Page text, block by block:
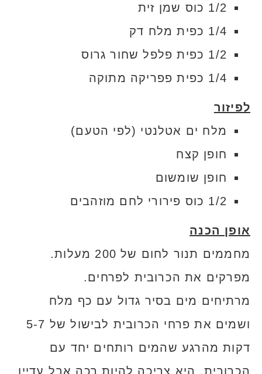
1/2 כוס שמן זית
1/4 כפית מלח דק
1/2 כפית פלפל שחור גרוס
1/4 כפית פפריקה מתוקה
לפיזור
מלח ים אטלנטי (לפי הטעם)
חופן קצח
חופן שומשום
1/2 כוס פירורי לחם מוזהבים
אופן הכנה
מחממים תנור לחום של 200 מעלות.
מפרקים את הכרובית לפרחים.
מרתיחים מים בסיר גדול עם כף מלח
ושמים את פרחי הכרובית לבישול של 5-7
דקות מהרגע שהמים רותחים יחד עם
הכרובית. היא צריכה להיות רכה אבל עדיין